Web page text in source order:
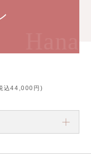
込44,000円)